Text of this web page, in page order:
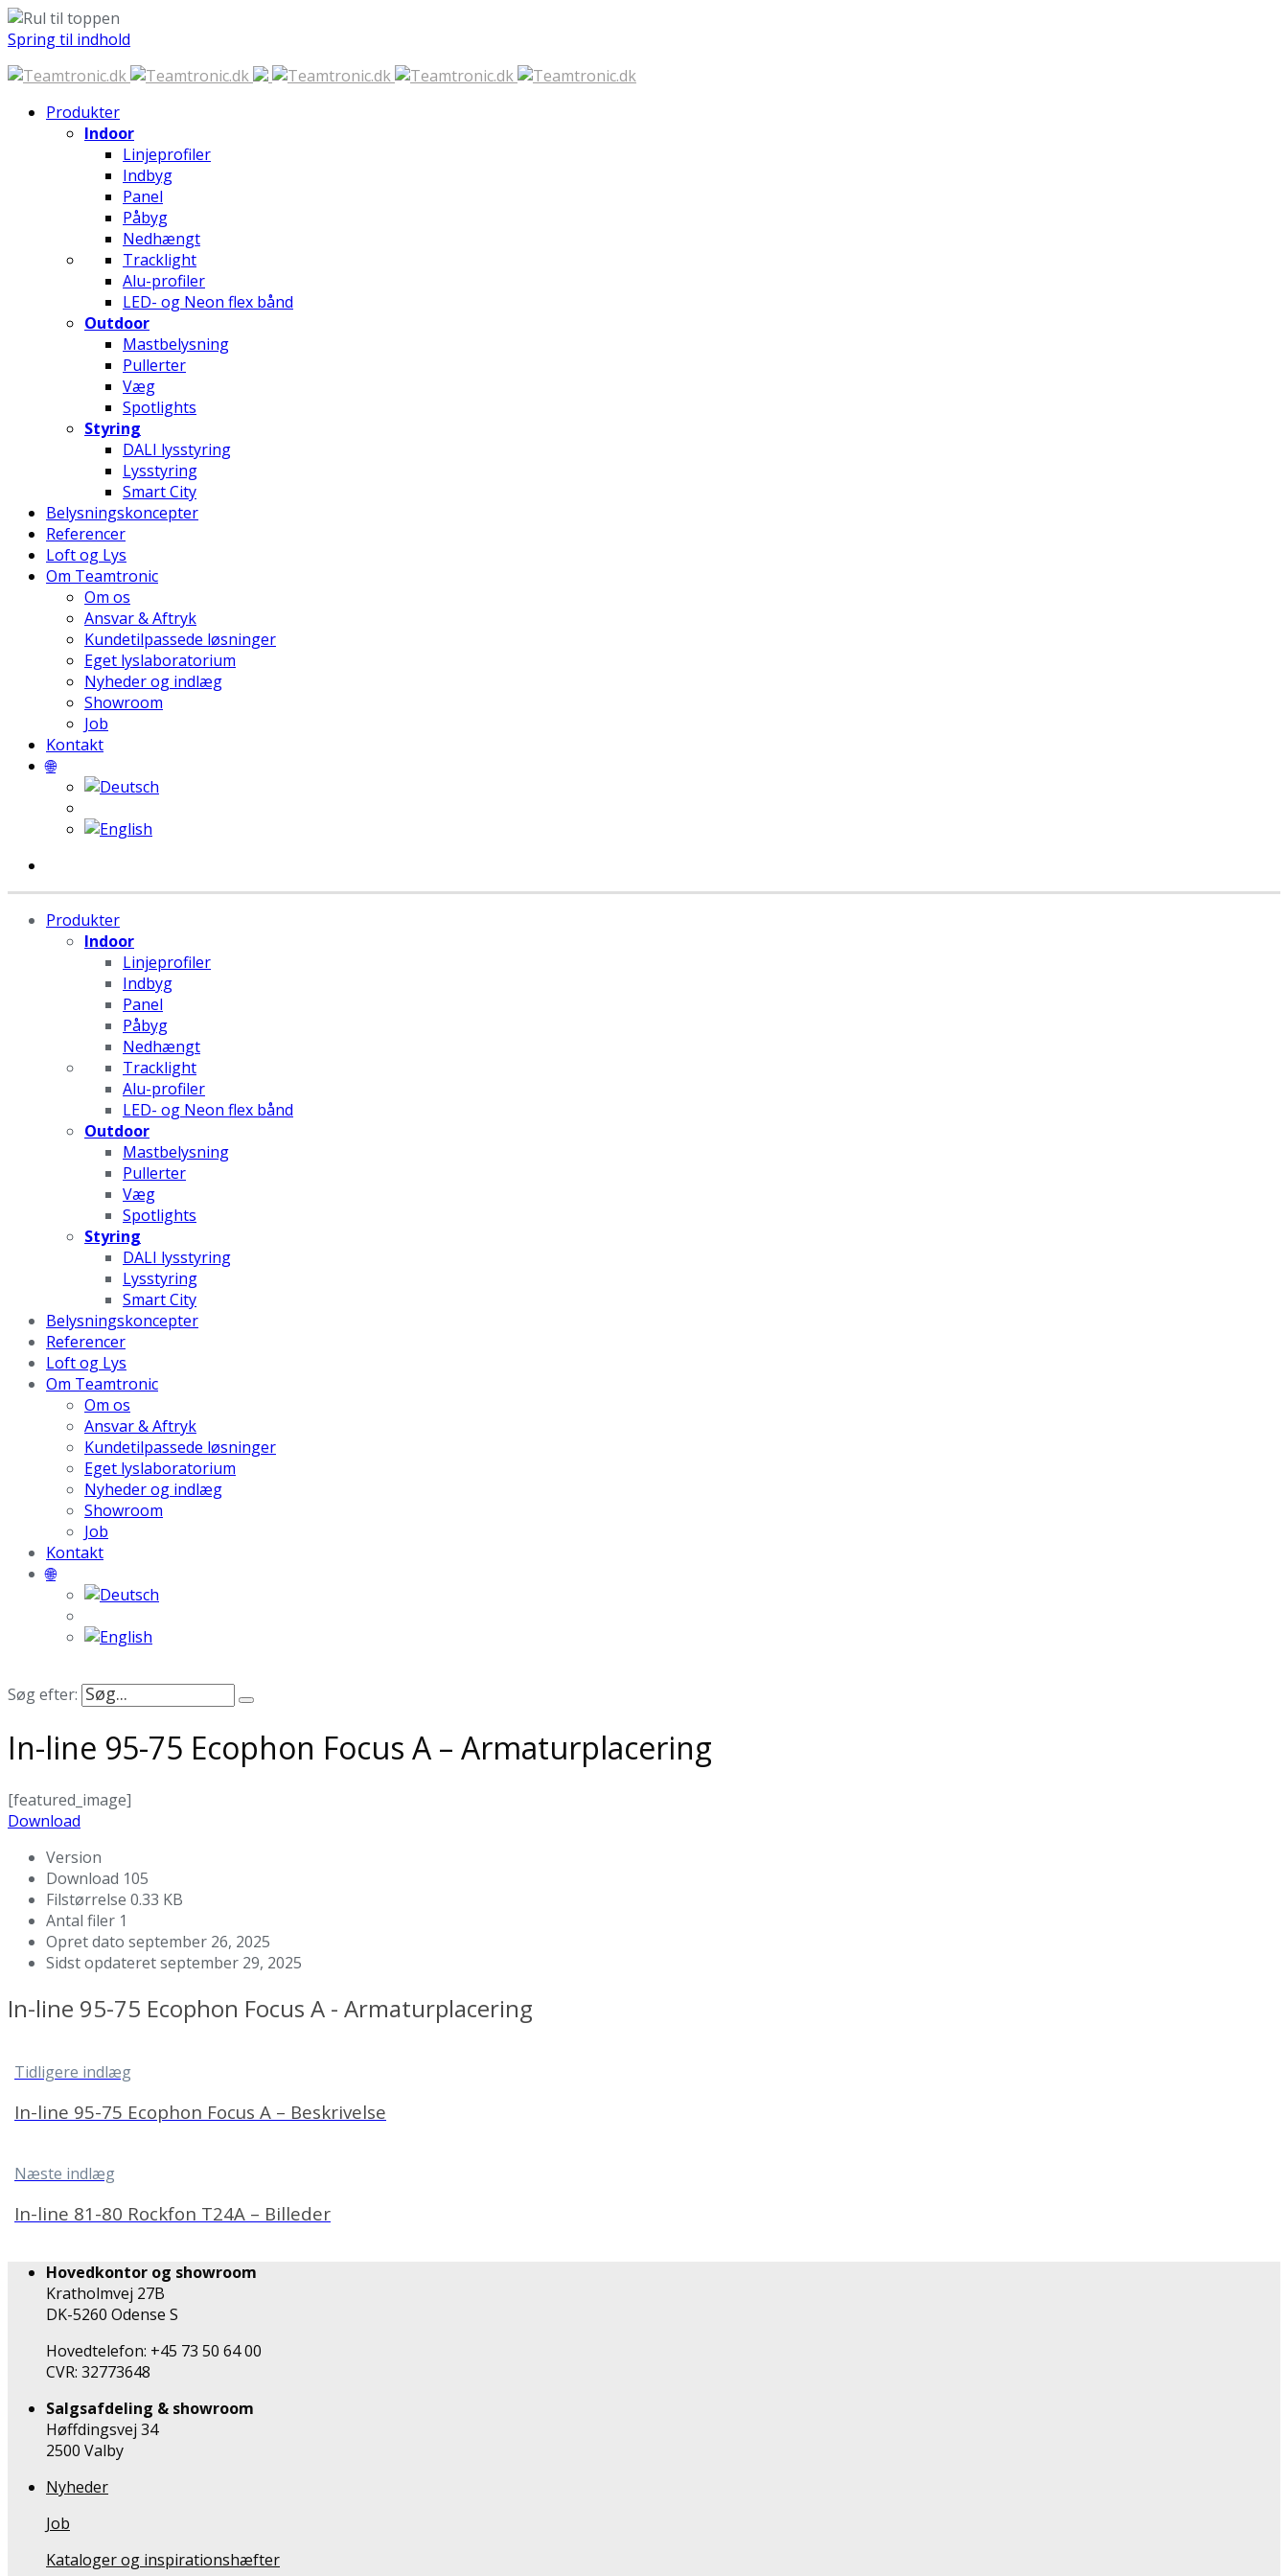
Spring til indhold
Produkter
Indoor
Linjeprofiler
Indbyg
Panel
Påbyg
Nedhængt
Tracklight
Alu-profiler
LED- og Neon flex bånd
Outdoor
Mastbelysning
Pullerter
Væg
Spotlights
Styring
DALI lysstyring
Lysstyring
Smart City
Belysningskoncepter
Referencer
Loft og Lys
Om Teamtronic
Om os
Ansvar & Aftryk
Kundetilpassede løsninger
Eget lyslaboratorium
Nyheder og indlæg
Showroom
Job
Kontakt
🌐
Produkter
Indoor
Linjeprofiler
Indbyg
Panel
Påbyg
Nedhængt
Tracklight
Alu-profiler
LED- og Neon flex bånd
Outdoor
Mastbelysning
Pullerter
Væg
Spotlights
Styring
DALI lysstyring
Lysstyring
Smart City
Belysningskoncepter
Referencer
Loft og Lys
Om Teamtronic
Om os
Ansvar & Aftryk
Kundetilpassede løsninger
Eget lyslaboratorium
Nyheder og indlæg
Showroom
Job
Kontakt
🌐
Søg efter:
In-line 95-75 Ecophon Focus A – Armaturplacering
[featured_image]
Download
Version
Download 105
Filstørrelse 0.33 KB
Antal filer 1
Opret dato september 26, 2025
Sidst opdateretseptember 29, 2025
In-line 95-75 Ecophon Focus A - Armaturplacering
Tidligere indlæg
In-line 95-75 Ecophon Focus A – Beskrivelse
Næste indlæg
In-line 81-80 Rockfon T24A – Billeder
Hovedkontor og showroom
Kratholmvej 27B
DK-5260 Odense S
Hovedtelefon: +45 73 50 64 00
CVR: 32773648
Salgsafdeling & showroom
Høffdingsvej 34
2500 Valby
Nyheder
Job
Kataloger og inspirationshæfter